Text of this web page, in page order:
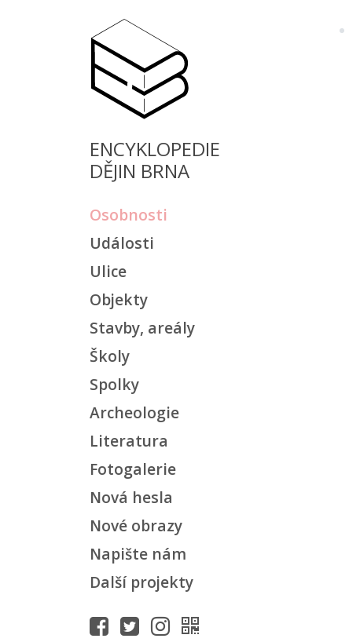
ENCYKLOPEDIE
DĚJIN BRNA
Osobnosti
Události
Ulice
Objekty
Stavby, areály
Školy
Spolky
Archeologie
Literatura
Fotogalerie
Nová hesla
Nové obrazy
Napište nám
Další projekty